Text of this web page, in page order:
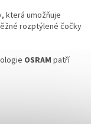
která umožňuje
rozptýlené čočky
OSRAM patří